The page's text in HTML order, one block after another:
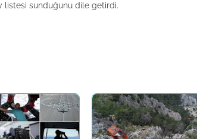
listesi sunduğunu dile getirdi.